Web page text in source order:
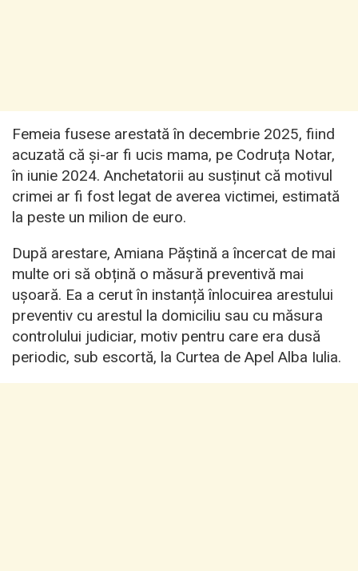
Femeia fusese arestată în decembrie 2025, fiind
acuzată că și-ar fi ucis mama, pe Codruța Notar,
în iunie 2024. Anchetatorii au susținut că motivul
crimei ar fi fost legat de averea victimei, estimată
la peste un milion de euro.
După arestare, Amiana Păștină a încercat de mai
multe ori să obțină o măsură preventivă mai
ușoară. Ea a cerut în instanță înlocuirea arestului
preventiv cu arestul la domiciliu sau cu măsura
controlului judiciar, motiv pentru care era dusă
periodic, sub escortă, la Curtea de Apel Alba Iulia.